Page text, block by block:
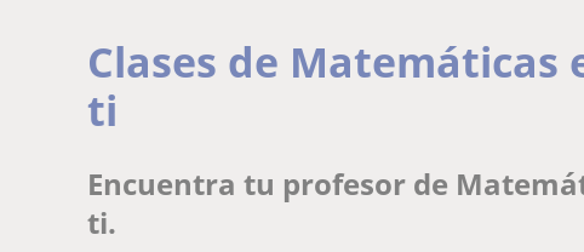
Clases de Matemáticas
ti
Encuentra tu profesor de
ti.